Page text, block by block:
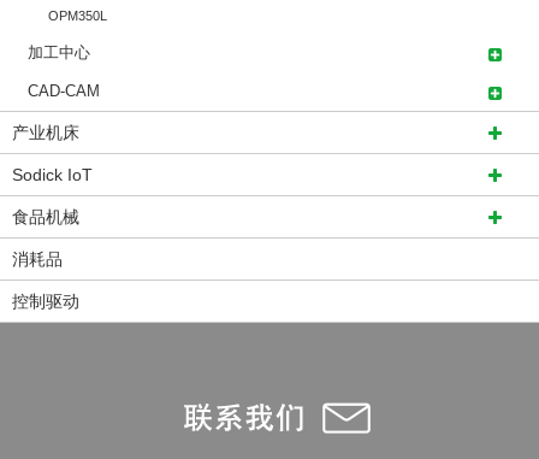
OPM350L
加工中心
CAD-CAM
产业机床
Sodick IoT
食品机械
消耗品
控制驱动